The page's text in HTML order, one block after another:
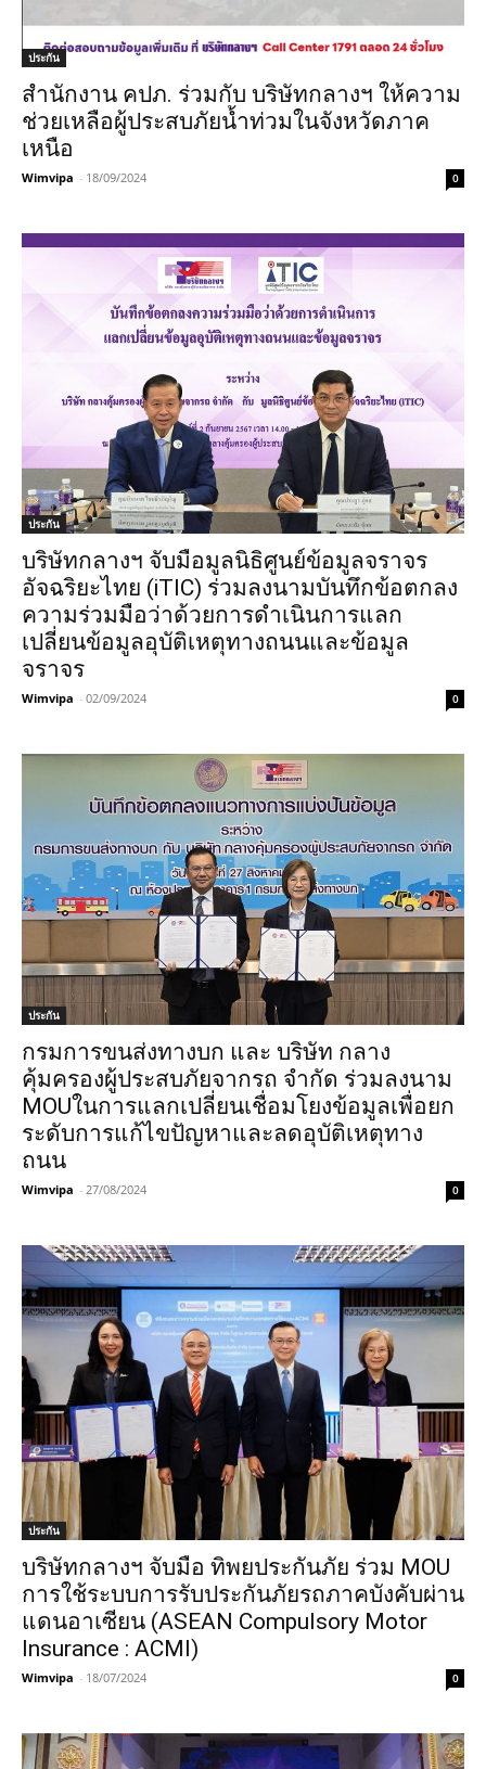
ประกัน
สำนักงาน คปภ. ร่วมกับ บริษัทกลางฯ ให้ความ
ช่วยเหลือผู้ประสบภัยน้ำท่วมในจังหวัดภาค
เหนือ
Wimvipa - 18/09/2024 0
ประกัน
บริษัทกลางฯ จับมือมูลนิธิศูนย์ข้อมูลจราจร
อัจฉริยะไทย (iTIC) ร่วมลงนามบันทึกข้อตกลง
ความร่วมมือว่าด้วยการดำเนินการแลก
เปลี่ยนข้อมูลอุบัติเหตุทางถนนและข้อมูล
จราจร
Wimvipa - 02/09/2024 0
ประกัน
กรมการขนส่งทางบก และ บริษัท กลาง
คุ้มครองผู้ประสบภัยจากรถ จำกัด ร่วมลงนาม
MOUในการแลกเปลี่ยนเชื่อมโยงข้อมูลเพื่อยก
ระดับการแก้ไขปัญหาและลดอุบัติเหตุทาง
ถนน
Wimvipa - 27/08/2024 0
ประกัน
บริษัทกลางฯ จับมือ ทิพยประกันภัย ร่วม MOU
การใช้ระบบการรับประกันภัยรถภาคบังคับผ่าน
แดนอาเซียน (ASEAN Compulsory Motor
Insurance : ACMI)
Wimvipa - 18/07/2024 0